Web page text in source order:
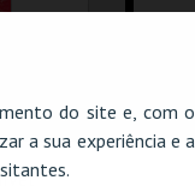
do site e, com o
a sua experiência e a